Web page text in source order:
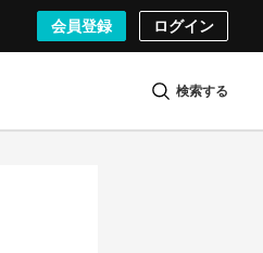
会員登録 ログイン
検索する